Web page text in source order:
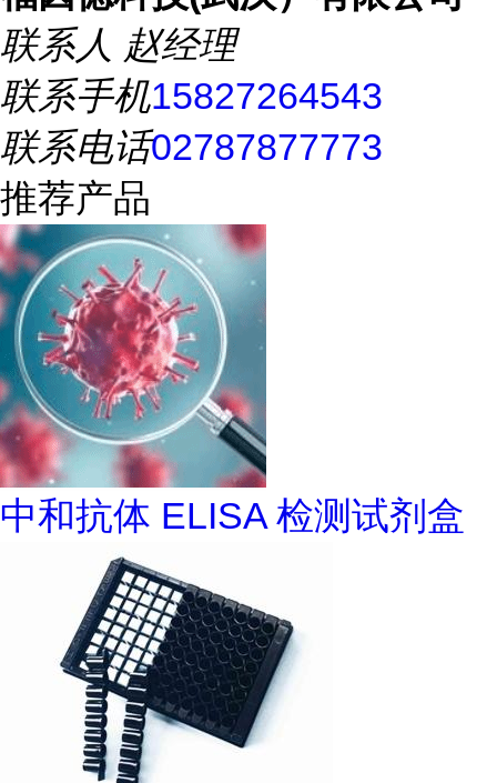
联系人 赵经理
联系手机15827264543
联系电话02787877773
推荐产品
中和抗体 ELISA 检测试剂盒